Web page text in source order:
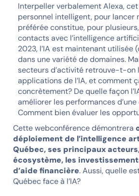
Interpeller verbalement Alexa,
personnel intelligent, pour lancer
préférée constitue, pour
contacts avec l’intelligence
2023, l’IA est maintenant utilisée
dans une variété de domaines.
secteurs d’activité retrouve-t-on
applications de l’IA, et comment
concrètement? De quelle façon
améliorer les performances
Comment bien évaluer les
Cette webconférence démontrera
déploiement de l’intelligence
Québec, ses principaux
écosystème, les
d’aide financière. Aussi, quelle
Québec face à l’IA?